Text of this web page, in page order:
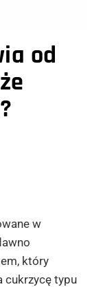
od
w
który
cukrzycę typu